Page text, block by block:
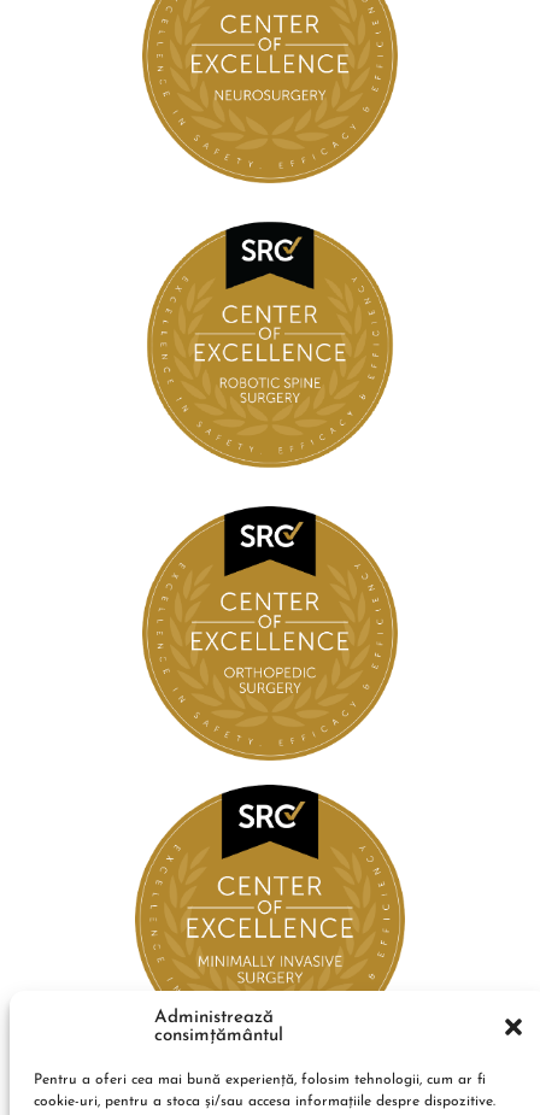
Administrează
consimțământul
Pentru a oferi cea mai bună experiență, folosim tehnologii, cum ar fi
cookie-uri, pentru a stoca și/sau accesa informațiile despre dispozitive.